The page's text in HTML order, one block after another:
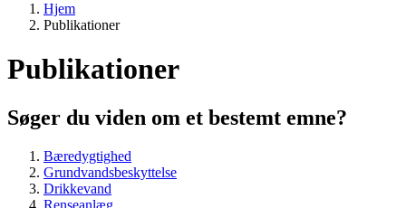
Hjem
Publikationer
Publikationer
Søger du viden om et bestemt emne?
Bæredygtighed
Grundvandsbeskyttelse
Drikkevand
Renseanlæg